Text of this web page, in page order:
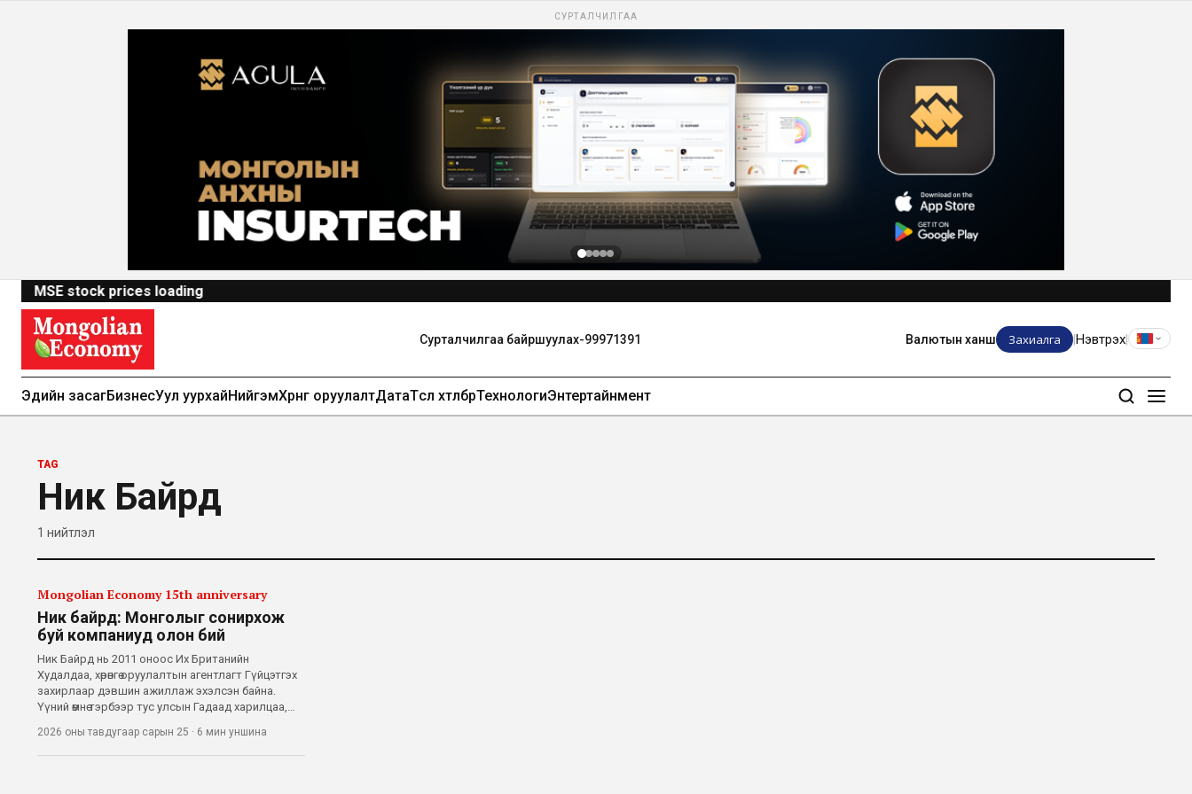
СУРТАЛЧИЛГАА
MSE stock prices loading
Сурталчилгаа байршуулах-99971391 Валютын ханш Захиалга Нэвтрэх
Эдийн засагБизнесУул уурхайНийгэмХөрөнгө оруулалтДатаТөсөл хөтөлбөрТехнологиЭнтертайнмент
TAG
Ник Байрд
1 нийтлэл
Mongolian Economy 15th anniversary
Ник байрд: Монголыг сонирхож
буй компаниуд олон бий
Ник Байрд нь 2011 оноос Их Британийн
Худалдаа, хөрөнгө оруулалтын агентлагт Гүйцэтгэх
захирлаар дэвшин ажиллаж эхэлсэн байна.
Үүний өмнө тэрбээр тус улсын Гадаад харилцаа,
Холбооны албаны даргаар ажиллаж байжээ.
“Mongolian Economy” сэтгүүлийн тусгай баг
2026 оны тавдугаар сарын 25 · 6 мин уншина